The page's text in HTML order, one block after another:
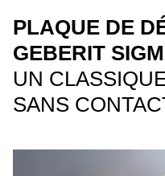
PLAQUE DE
GEBERIT
UN
SANS